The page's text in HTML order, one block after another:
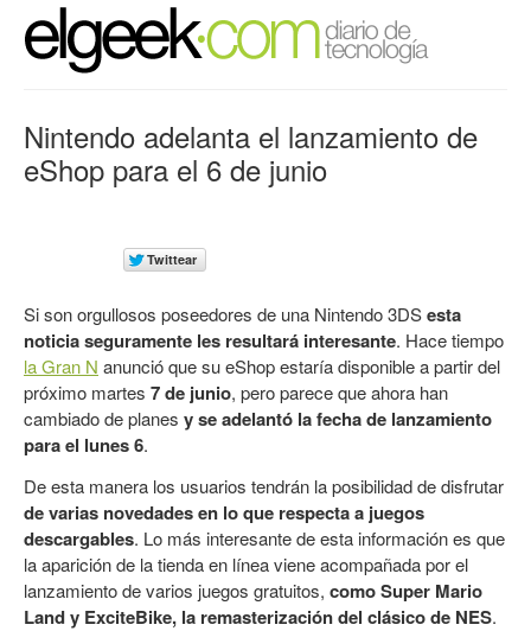
Nintendo adelanta el lanzamiento de
eShop para el 6 de junio
Si son orgullosos poseedores de una Nintendo 3DSesta
noticia seguramente les resultará interesante. Hace tiempo
la Gran N anunció que su eShop estaría disponible a partir del
próximo martes 7 de junio, pero parece que ahora han
cambiado de planes y se adelantó la fecha de lanzamiento
para el lunes 6.
De esta manera los usuarios tendrán la posibilidad de disfrutar
de varias novedades en lo que respecta a juegos
descargables. Lo más interesante de esta información es que
la aparición de la tienda en línea viene acompañada por el
lanzamiento de varios juegos gratuitos, como Super Mario
Land y ExciteBike, la remasterización del clásico de NES.